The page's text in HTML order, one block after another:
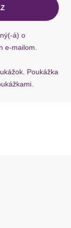
Kissen
á) o
e-mailom.
Poukážka